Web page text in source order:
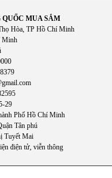
đình bận rộn.
như nướng lò, không bị
thống, giữ lại độ ẩm và
khói, ám mùi. Bếp luôn
xào như trước.
MUA SẮM
Hòa, TP Hồ Chí Minh
Minh
29
Phố Hồ Chí Minh
Tân phú
Tuyết Mai
điện tử, viễn thông